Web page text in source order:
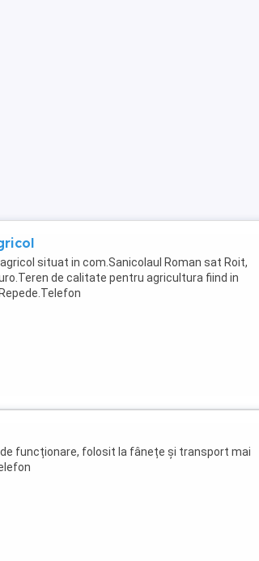
situat in com.Sanicolaul Roman sat Roit,
de calitate pentru agricultura fiind in
funcționare, folosit la fânețe și transport mai